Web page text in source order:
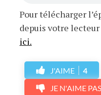
Pour télécharger
depuis votre
ici.
J'AIME
4
JE N'AIME PAS